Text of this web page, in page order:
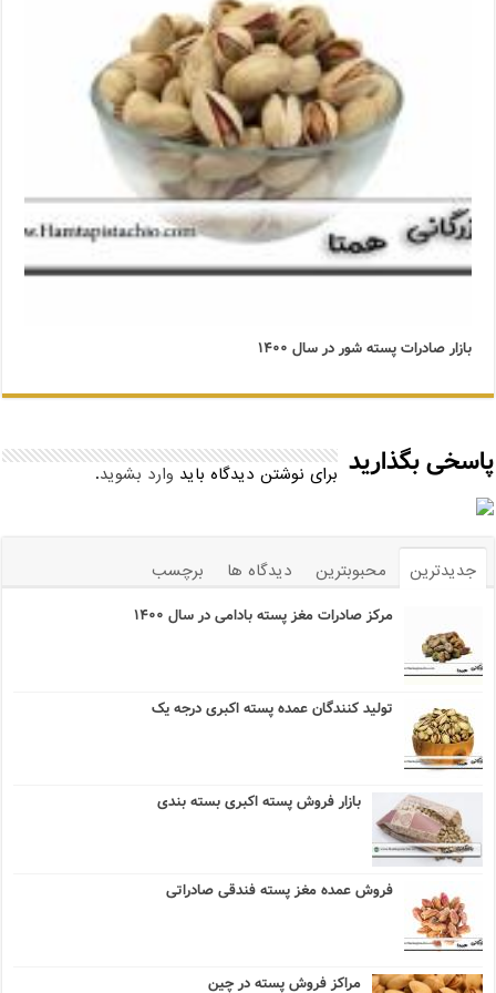
بازار صادرات پسته شور در سال ۱۴۰۰
پاسخی بگذارید برای نوشتن دیدگاه باید وارد بشوید.
جدیدترین محبوبترین دیدگاه ها برچسب
مرکز صادرات مغز پسته بادامی در سال ۱۴۰۰
تولید کنندگان عمده پسته اکبری درجه یک
بازار فروش پسته اکبری بسته بندی
فروش عمده مغز پسته فندقی صادراتی
مراکز فروش پسته در چین